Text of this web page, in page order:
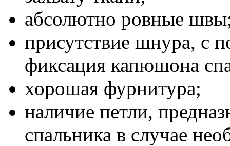
абсолютно ровные
присутствие шнура, с
фиксация капюшона
хорошая фурнитура;
наличие петли,
спальника в случае